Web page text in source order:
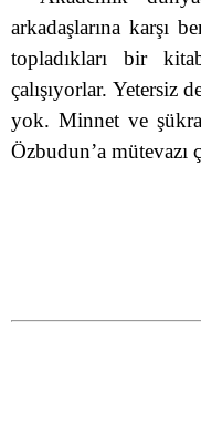
arkadaşlarına karşı
topladıkları bir
çalışıyorlar. Yetersiz
yok. Minnet ve
Özbudun’a mütevazı